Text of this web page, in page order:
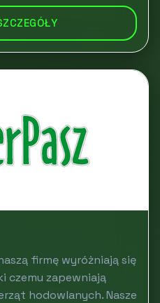
firmę wyróżniają się
czemu zapewniają
hodowlanych. Nasze